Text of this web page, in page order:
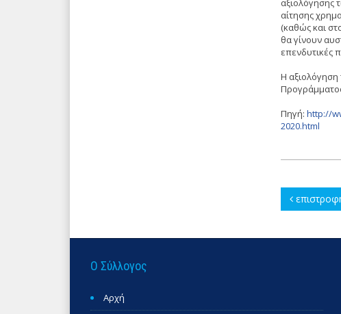
αξιολόγησης
αίτησης
(καθώς και
θα γίνουν
επενδυτικές
Η αξιολόγηση
Πηγή: http://
2020.html
Ο Σύλλογος
Αρχή